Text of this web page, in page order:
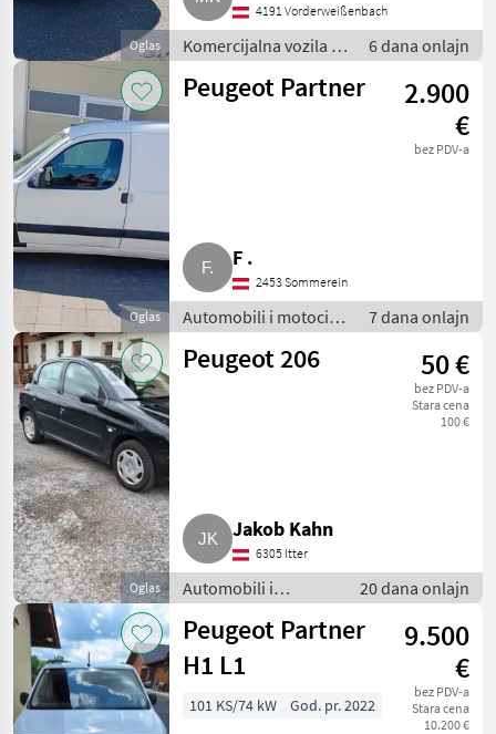
Oglas
4191 Vorderweißenbach
Komercijalna vozila /
Teretna vozila
(kamioni)
6 dana onlajn
Oglas
Peugeot Partner
2.900
€
bez PDV-a
F .
2453 Sommerein
Automobili i motocikli
/ Kombiji
7 dana onlajn
Oglas
Peugeot 206 50 €
bez PDV-a
Stara cena
100 €
Jakob Kahn
6305 Itter
Automobili i
motocikli / Kombiji
20 dana onlajn
Peugeot Partner
H1 L1
9.500
€
bez PDV-a
Stara cena
10.200 €
101 KS/74 kW God. pr. 2022